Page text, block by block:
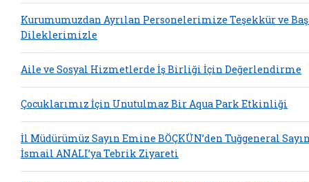
Kurumumuzdan Ayrılan Personelerimize Teşekkür ve
Dileklerimizle
Aile ve Sosyal Hizmetlerde İş Birliği İçin Değerlendirme
Çocuklarımız İçin Unutulmaz Bir Aqua Park Etkinliği
İl Müdürümüz Sayın Emine BÖÇKÜN’den Tuğgeneral
İsmail ANALI’ya Tebrik Ziyareti